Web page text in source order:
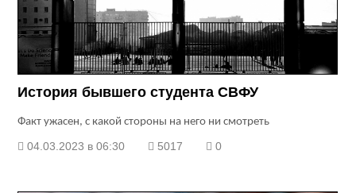
История бывшего студента СВФУ
Факт ужасен, с какой стороны на него ни смотреть
04.03.2023 в 06:30 5017 0